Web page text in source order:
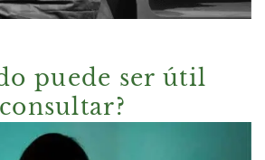
puede ser útil
consultar?